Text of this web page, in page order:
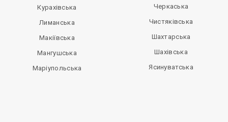
Курахівська
Лиманська
Макіївська
Мангушська
Маріупольська
Черкаська
Чистяківська
Шахтарська
Шахівська
Ясинуватська